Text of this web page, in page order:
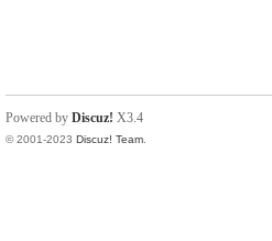
Powered by Discuz! X3.4
© 2001-2023 Discuz! Team